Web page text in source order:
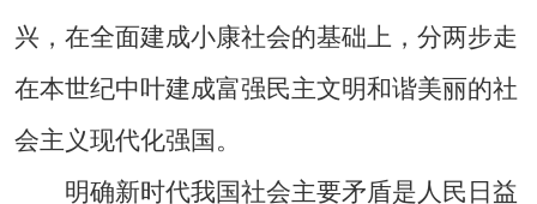
兴，在全面建成小康社会的基础上，分两步走
在本世纪中叶建成富强民主文明和谐美丽的社
会主义现代化强国。
明确新时代我国社会主要矛盾是人民日益